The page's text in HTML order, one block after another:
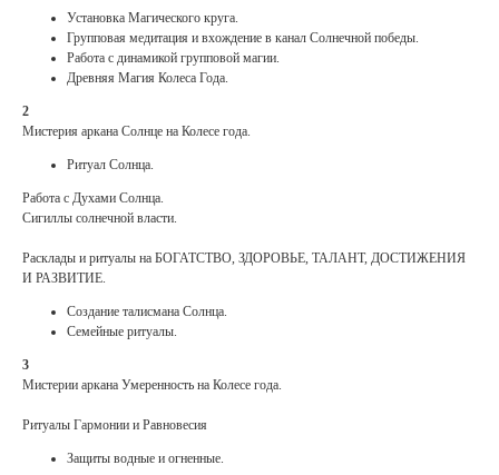
Установка Магического круга.
Групповая медитация и вхождение в канал Солнечной победы.
Работа с динамикой групповой магии.
Древняя Магия Колеса Года.
2
Мистерия аркана Солнце на Колесе года.
Ритуал Солнца.
Работа с Духами Солнца.
Сигиллы солнечной власти.
Расклады и ритуалы на БОГАТСТВО, ЗДОРОВЬЕ, ТАЛАНТ, ДОСТИЖЕНИЯ
И РАЗВИТИЕ.
Создание талисмана Солнца.
Семейные ритуалы.
3
Мистерии аркана Умеренность на Колесе года.
Ритуалы Гармонии и Равновесия
Защиты водные и огненные.